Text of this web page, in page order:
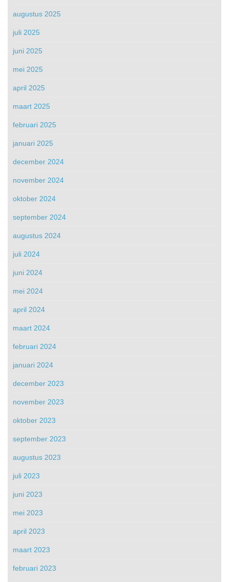
augustus 2025
juli 2025
juni 2025
mei 2025
april 2025
maart 2025
februari 2025
januari 2025
december 2024
november 2024
oktober 2024
september 2024
augustus 2024
juli 2024
juni 2024
mei 2024
april 2024
maart 2024
februari 2024
januari 2024
december 2023
november 2023
oktober 2023
september 2023
augustus 2023
juli 2023
juni 2023
mei 2023
april 2023
maart 2023
februari 2023